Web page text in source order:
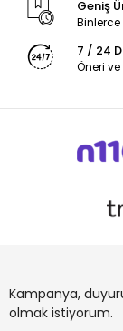
Geniş
7 / 24
Öneri
Kampanya,
olmak istiyorum.